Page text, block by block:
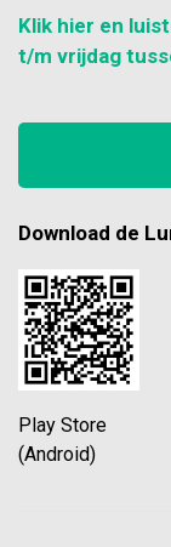
Klik hier en
t/m vrijdag
Download de
Play Store
(Android)